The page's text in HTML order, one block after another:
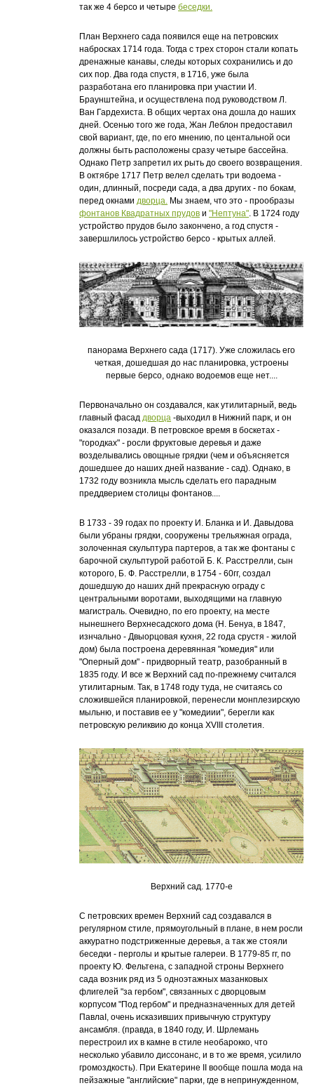
так же 4 берсо и четыребеседки.
План Верхнего сада появился еще на петровских
набросках 1714 года. Тогда с трех сторон стали копать
дренажные канавы, следы которых сохранились и до
сих пор. Два года спустя, в 1716, уже была
разработана его планировка при участии И.
Браунштейна, и осуществлена под руководством Л.
Ван Гардехиста. В общих чертах она дошла до наших
дней. Осенью того же года, Жан Леблон предоставил
свой вариант, где, по его мнению, по центальной оси
должны быть расположены сразу четыре бассейна.
Однако Петр запретил их рыть до своего возвращения.
В октябре 1717 Петр велел сделать три водоема -
один, длинный, посреди сада, а два других - по бокам,
перед окнамидворца. Мы знаем, что это - прообразы
фонтанов Квадратных прудов и"Нептуна". В 1724 году
устройство прудов было закончено, а год спустя -
завершлилось устройство берсо - крытых аллей.
панорама Верхнего сада (1717). Уже сложилась его
четкая, дошедшая до нас планировка, устроены
первые берсо, однако водоемов еще нет....
Первоначально он создавался, как утилитарный, ведь
главный фасаддворца -выходил в Нижний парк, и он
оказался позади. В петровское время в боскетах -
"городках" - росли фруктовые деревья и даже
возделывались овощные грядки (чем и объясняется
дошедшее до наших дней название - сад). Однако, в
1732 году возникла мысль сделать его парадным
преддверием столицы фонтанов....
В 1733 - 39 годах по проекту И. Бланка и И. Давыдова
были убраны грядки, сооружены трельяжная ограда,
золоченная скульптура партеров, а так же фонтаны с
барочной скульптурой работой Б. К. Расстрелли, сын
которого, Б. Ф. Расстрелли, в 1754 - 60гг, создал
дошедшую до наших днй прекрасную ограду с
центральными воротами, выходящими на главную
магистраль. Очевидно, по его проекту, на месте
нынешнего Верхнесадского дома (Н. Бенуа, в 1847,
изнчально - Двыорцовая кухня, 22 года срустя - жилой
дом) была построена деревянная "комедия" или
"Оперный дом" - придворный театр, разобранный в
1835 году. И все ж Верхний сад по-прежнему считался
утилитарным. Так, в 1748 году туда, не считаясь со
сложившейся планировкой, перенесли монплезирскую
мыльню, и поставив ее у "комедиии", берегли как
петровскую реликвию до конца XVIII столетия.
Верхний сад. 1770-е
С петровских времен Верхний сад создавался в
регулярном стиле, прямоугольный в плане, в нем росли
аккуратно подстриженные деревья, а так же стояли
беседки - перголы и крытые галереи. В 1779-85 гг, по
проекту Ю. Фельтена, с западной строны Верхнего
сада возник ряд из 5 одноэтажных мазанковых
флигелей "за гербом", связанных с дворцовым
корпусом "Под гербом" и предназначенных для детей
ПавлаI, очень исказивших привычную структуру
ансамбля. (правда, в 1840 году, И. Шрлемань
перестроил их в камне в стиле необарокко, что
несколько убавило диссонанс, и в то же время, усилило
громоздкость). При Екатерине II вообще пошла мода на
пейзажные "английские" парки, где в непринужденном,